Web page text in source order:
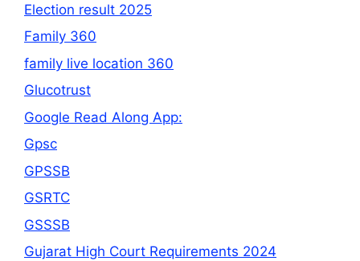
Election result 2025
Family 360
family live location 360
Glucotrust
Google Read Along App:
Gpsc
GPSSB
GSRTC
GSSSB
Gujarat High Court Requirements 2024